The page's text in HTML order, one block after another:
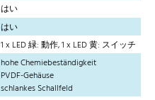
はい
はい
1 x LED 緑: 動作, 1 x LED 黄: スイッチ
hohe Chemiebeständigkeit
PVDF-Gehäuse
schlankes Schallfeld